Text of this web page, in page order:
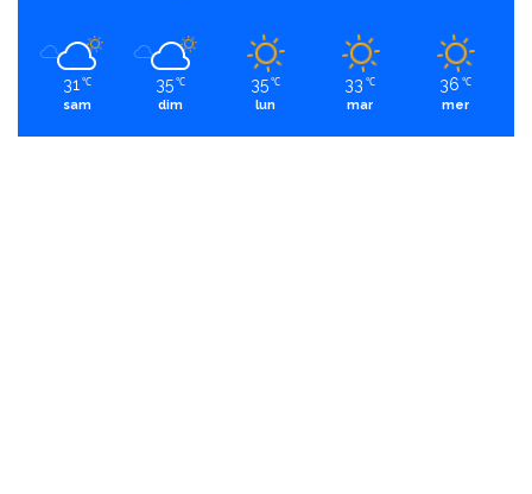
31 ℃
sam
35 ℃
dim
35 ℃
lun
33 ℃
mar
36 ℃
mer